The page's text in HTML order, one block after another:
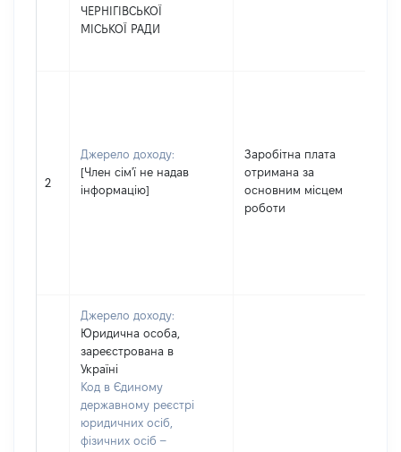
ЧЕРНІГІВСЬКОЇ
МІСЬКОЇ РАДИ
2
Джерело доходу:
[Член сім'ї не надав
інформацію]
Заробітна плата
отримана за
основним місцем
роботи
Джерело доходу:
Юридична особа,
зареєстрована в
Україні
Код в Єдиному
державному реєстрі
юридичних осіб,
фізичних осіб –